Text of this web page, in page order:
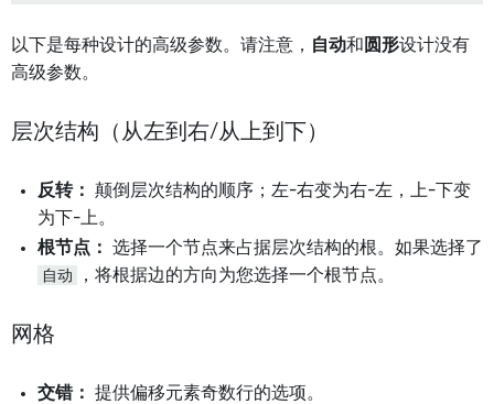
以下是每种设计的高级参数。请注意， 自动和 圆形设计没有
高级参数。
层次结构（从左到右/从上到下）
反转：
颠倒层次结构的顺序；左-右变为右-左，上-下变
为下-上。
根节点：
选择一个节点来占据层次结构的根。如果选择了
自动
，将根据边的方向为您选择一个根节点。
网格
交错：
提供偏移元素奇数行的选项。